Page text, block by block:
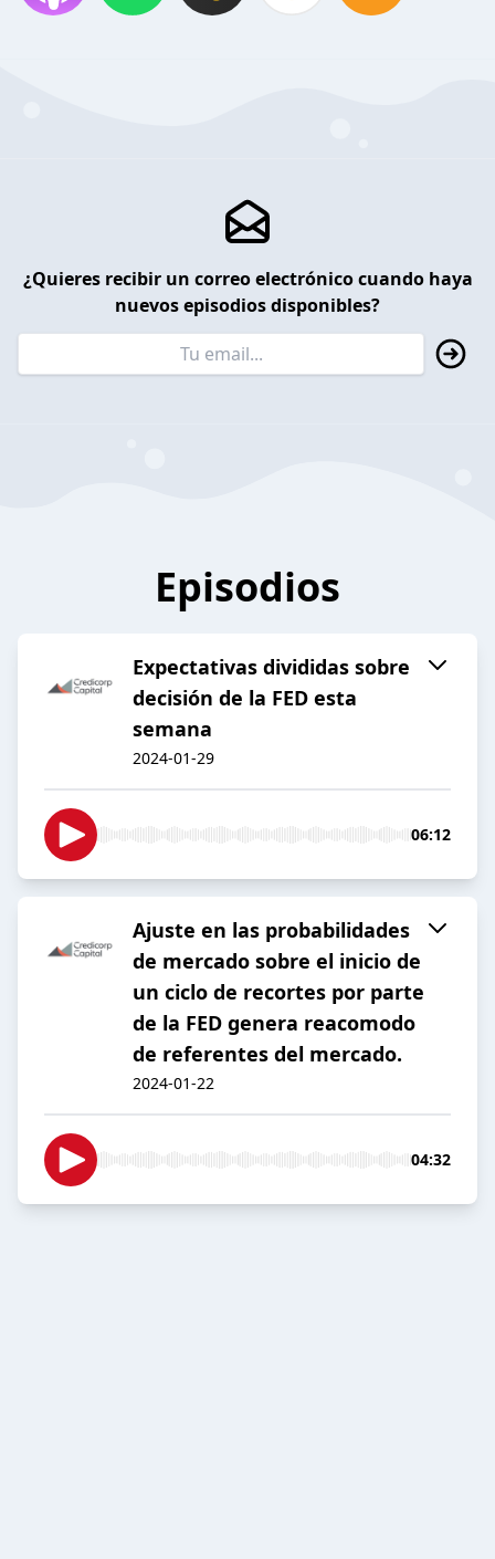
¿Quieres recibir un correo electrónico cuando haya
nuevos episodios disponibles?
Episodios
Expectativas divididas sobre
decisión de la FED esta
semana
2024-01-29
06:12
Ajuste en las probabilidades
de mercado sobre el inicio de
un ciclo de recortes por parte
de la FED genera reacomodo
de referentes del mercado.
2024-01-22
04:32